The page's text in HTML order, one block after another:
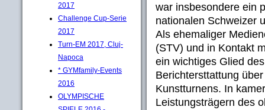
2017
Challenge Cup-Serie
2017
Turn-EM 2017, Cluj-
Napoca
* GYMfamily-Events
2016
OLYMPISCHE
war insbesondere ein
nationalen Schweizer
Als ehemaliger
(STV) und in Kontakt
ein wichtiges Glied
Berichtersttattung
Kunstturnens. In
Leistungsträgern des